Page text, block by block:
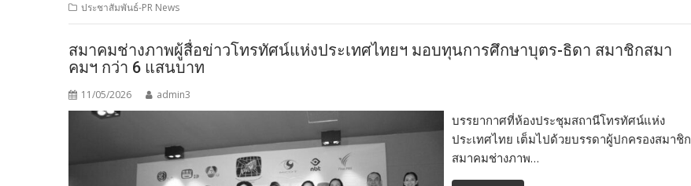
ประชาสัมพันธ์-PR News
สมาคมช่างภาพผู้สื่อข่าวโทรทัศน์แห่งประเทศไทยฯ มอบทุนการศึกษาบุตร-ธิดา สมาชิกสมา
คมฯ กว่า 6 แสนบาท
11/05/2026 admin3
บรรยากาศที่ห้องประชุมสถานีโทรทัศน์แห่ง
ประเทศไทย เต็มไปด้วยบรรดาผู้ปกครองสมาชิก
สมาคมช่างภาพ…